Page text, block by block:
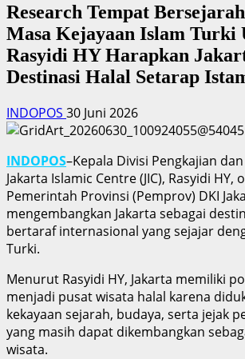
Research Tempat
Masa Kejayaan Islam Turki
Rasyidi HY Harapkan
Destinasi Halal Setarap
INDOPOS 30 Juni 2026
INDOPOS–Kepala Divisi Pengkajian
Jakarta Islamic Centre (JIC), Rasyidi HY,
Pemerintah Provinsi (Pemprov) DKI
mengembangkan Jakarta sebagai
bertaraf internasional yang sejajar
Turki.
Menurut Rasyidi HY, Jakarta memiliki
menjadi pusat wisata halal karena
kekayaan sejarah, budaya, serta jejak
yang masih dapat dikembangkan
wisata.